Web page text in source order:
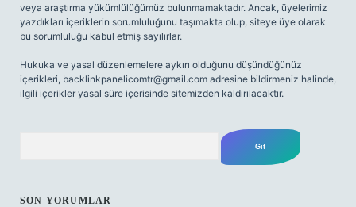
veya araştırma yükümlülüğümüz bulunmamaktadır. Ancak, üyelerimiz
yazdıkları içeriklerin sorumluluğunu taşımakta olup, siteye üye olarak
bu sorumluluğu kabul etmiş sayılırlar.
Hukuka ve yasal düzenlemelere aykırı olduğunu düşündüğünüz
içerikleri, backlinkpanelicomtr@gmail.com adresine bildirmeniz halinde,
ilgili içerikler yasal süre içerisinde sitemizden kaldırılacaktır.
SON YORUMLAR